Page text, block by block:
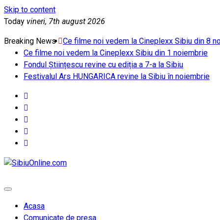
Skip to content
Today vineri, 7th august 2026
Breaking News
Ce filme noi vedem la Cineplexx Sibiu din 8
Ce filme noi vedem la Cineplexx Sibiu din 1 noiembrie
Fondul Științescu revine cu ediția a 7-a la Sibiu
Festivalul Ars HUNGARICA revine la Sibiu în noiembrie
Acasa
Comunicate de presa